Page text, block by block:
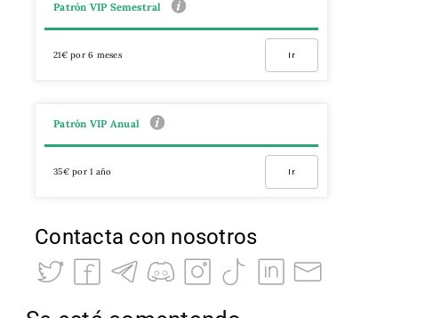
Patrón VIP Semestral
21€ por 6 meses Ir
Patrón VIP Anual
35€ por 1 año Ir
Contacta con nosotros